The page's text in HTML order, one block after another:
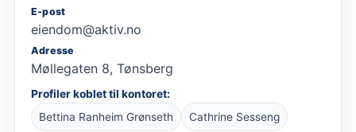
E-post
eiendom@aktiv.no
Adresse
Møllegaten 8, Tønsberg
Profiler koblet til kontoret:
Bettina Ranheim Grønseth
Cathrine Sesseng